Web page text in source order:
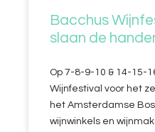
Bacchus
slaan de
Op 7-8-9-10 & 14-15-
Wijnfestival voor het
het Amsterdamse
wijnwinkels en